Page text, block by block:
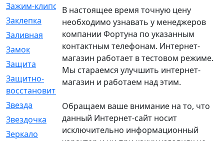
Зажим-клипса
[1]
Заклепка
[1]
Заливная
[4]
Замок
[12]
Защита
[79]
Защитно-
восстановительный
[4]
Звезда
[1]
Звездочка
[5]
Зеркало
[369]
В настоящее время точную цену
необходимо узнавать у менеджеров
компании Фортуна по указанным
контактным телефонам. Интернет-
магазин работает в тестовом режиме.
Мы стараемся улучшить интернет-
магазин и работаем над этим.
Обращаем ваше внимание на то, что
данный Интернет-сайт носит
исключительно информационный